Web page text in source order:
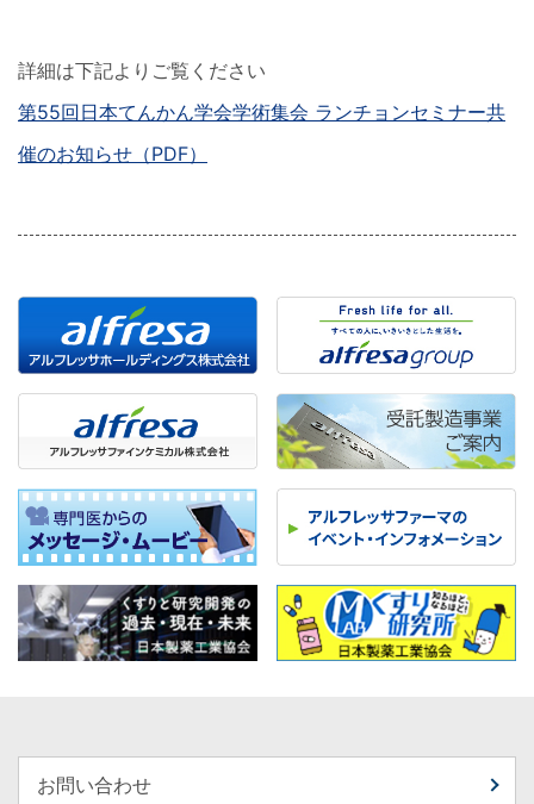
詳細は下記よりご覧ください
第55回日本てんかん学会学術集会 ランチョンセミナー共
催のお知らせ（PDF）
お問い合わせ